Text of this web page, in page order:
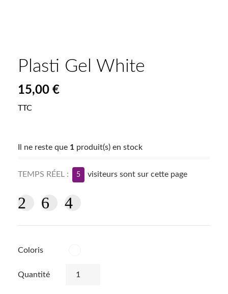
Plasti Gel White
15,00 €
TTC
Il ne reste que 1 produit(s) en stock
TEMPS RÉEL : 5 visiteurs sont sur cette page
Coloris
Quantité